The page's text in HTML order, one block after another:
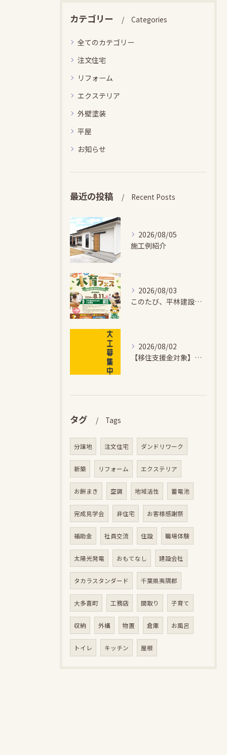
カテゴリー Categories
全てのカテゴリー
注文住宅
リフォーム
エクステリア
外壁塗装
平屋
お知らせ
最近の投稿 Recent Posts
2026/08/05
施工例紹介
2026/08/03
このたび、平林建設では、お子さまが木とふれあい・木について学...
2026/08/02
【移住支援金対象】【未経験歓迎】大多喜町で「見えないところも...
タグ Tags
分譲地 注文住宅 ダンドリワーク
新築 リフォーム エクステリア
お餅まき 空調 地域活性 蓄電池
完成見学会 非住宅 お客様感謝祭
補助金 社員交流 住設 職場体験
太陽光発電 おもてなし 建設会社
タカラスタンダード 千葉県夷隅郡
大多喜町 工務店 間取り 子育て
収納 外構 物置 倉庫 お風呂
トイレ キッチン 屋根